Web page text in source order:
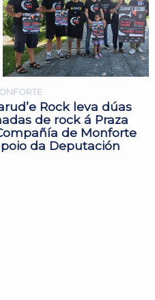
Rock leva dúas
de rock á Praza
de Monforte
da Deputación